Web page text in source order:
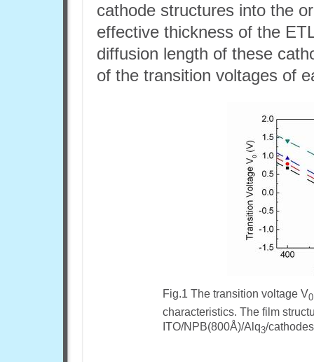
cathode structures into the
effective thickness of the
diffusion length of these
of the transition voltages of
Fig.1 The transition voltage V0
characteristics. The film
ITO/NPB(800Å)/Alq3/